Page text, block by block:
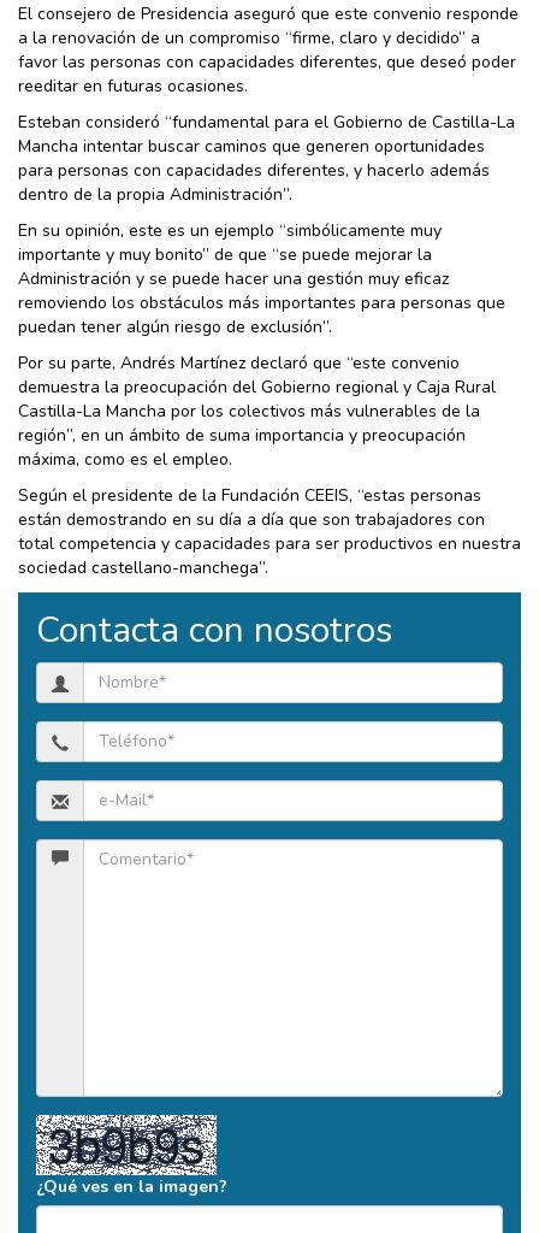
El consejero de Presidencia aseguró que este convenio responde
a la renovación de un compromiso “firme, claro y decidido” a
favor las personas con capacidades diferentes, que deseó poder
reeditar en futuras ocasiones.
Esteban consideró “fundamental para el Gobierno de Castilla-La
Mancha intentar buscar caminos que generen oportunidades
para personas con capacidades diferentes, y hacerlo además
dentro de la propia Administración”.
En su opinión, este es un ejemplo “simbólicamente muy
importante y muy bonito” de que “se puede mejorar la
Administración y se puede hacer una gestión muy eficaz
removiendo los obstáculos más importantes para personas que
puedan tener algún riesgo de exclusión”.
Por su parte, Andrés Martínez declaró que “este convenio
demuestra la preocupación del Gobierno regional y Caja Rural
Castilla-La Mancha por los colectivos más vulnerables de la
región”, en un ámbito de suma importancia y preocupación
máxima, como es el empleo.
Según el presidente de la Fundación CEEIS, “estas personas
están demostrando en su día a día que son trabajadores con
total competencia y capacidades para ser productivos en nuestra
sociedad castellano-manchega”.
Contacta con nosotros
¿Qué ves en la imagen?